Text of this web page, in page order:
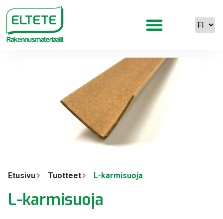
Etusivu Tuotteet L-karmisuoja
L-karmisuoja